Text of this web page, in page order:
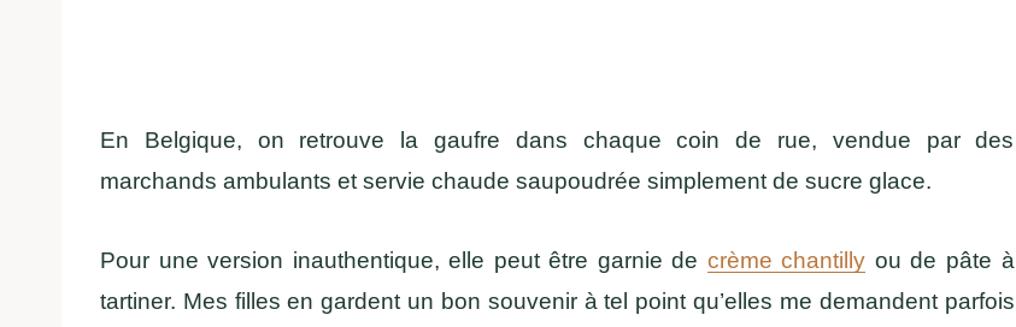
En Belgique, on retrouve la gaufre dans chaque coin de rue, vendue par des
marchands ambulants et servie chaude saupoudrée simplement de sucre glace.
Pour une version inauthentique, elle peut être garnie de crème chantilly ou de pâte à
tartiner. Mes filles en gardent un bon souvenir à tel point qu’elles me demandent parfois